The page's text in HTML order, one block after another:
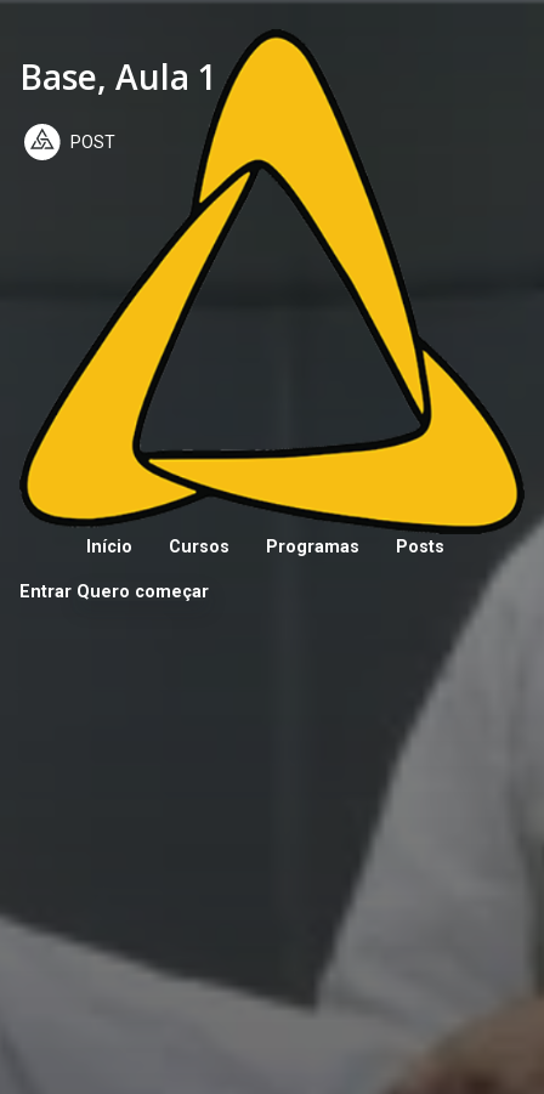
Início Cursos Programas Posts
Entrar Quero começar
Base, Aula 1
POST